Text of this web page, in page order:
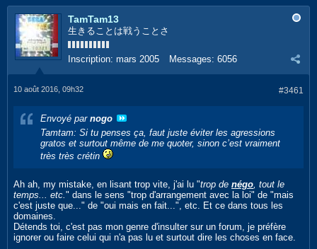
TamTam13
生きることは戦うことさ
Inscription: mars 2005 Messages: 6056
#3461
10 août 2016, 09h32
Envoyé par nogo
Tamtam: Si tu penses ça, faut juste éviter les agressions
gratos et surtout même de me quoter, sinon c’est vraiment
très très crétin
Ah ah, my mistake, en lisant trop vite, j'ai lu "trop de négo, tout le
temps... etc." dans le sens "trop d'arrangement avec la loi" de "mais
c'est juste que..." de "oui mais en fait...", etc. Et ce dans tous les
domaines.
Détends toi, c'est pas mon genre d'insulter sur un forum, je préfère
ignorer ou faire celui qui n'a pas lu et surtout dire les choses en face.